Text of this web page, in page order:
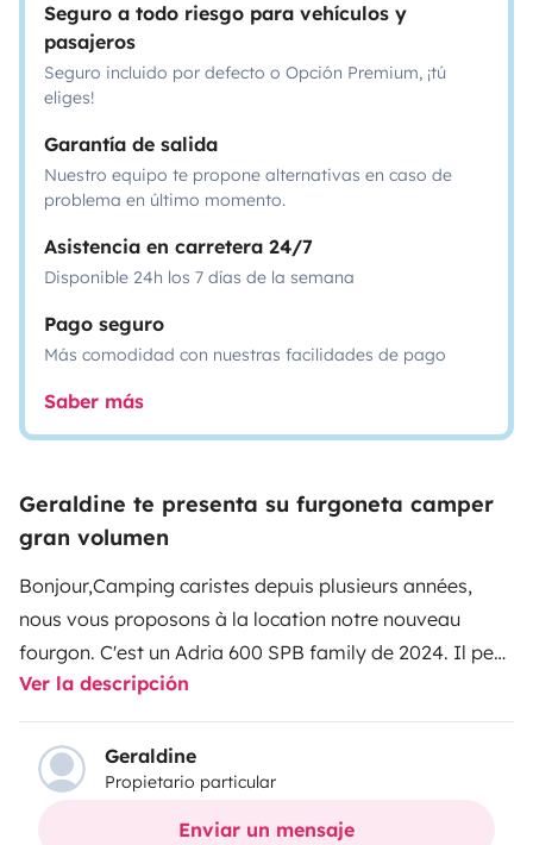
Seguro a todo riesgo para vehículos y
pasajeros
Seguro incluido por defecto o Opción Premium, ¡tú
eliges!
Garantía de salida
Nuestro equipo te propone alternativas en caso de
problema en último momento.
Asistencia en carretera 24/7
Disponible 24h los 7 días de la semana
Pago seguro
Más comodidad con nuestras facilidades de pago
Saber más
Geraldine te presenta su furgoneta camper
gran volumen
Bonjour,Camping caristes depuis plusieurs années,
nous vous proposons à la location notre nouveau
fourgon. C'est un Adria 600 SPB family de 2024. Il peut
accueillir jusqu'à 4 personnes (2 adultes et 2 enfants).
est doté d'un salon avant comprenant une banquette
(isofix) 2 places et de sièges de cabine pivotant, d'une
TV smart view ; d'un bloc cuisine (frigo 138l, vaisselle
pour 4, ustensiles et produits d'entretien) ; d'un lit
Ver la descripción
Geraldine
Propietario particular
Enviar un mensaje